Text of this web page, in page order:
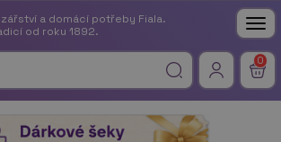
a domácí potřeby Fiala.
od roku 1892.
0